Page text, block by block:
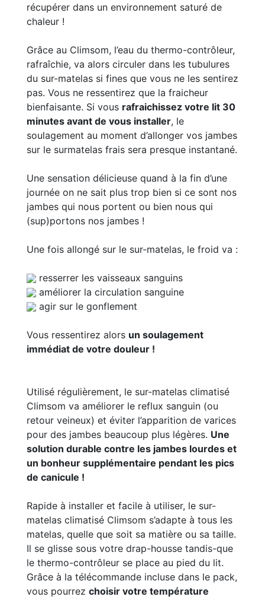
récupérer dans un environnement saturé de
chaleur !
Grâce au Climsom, l’eau du thermo-contrôleur,
rafraîchie, va alors circuler dans les tubulures
du sur-matelas si fines que vous ne les sentirez
pas. Vous ne ressentirez que la fraicheur
bienfaisante. Si vous rafraichissez votre lit 30
minutes avant de vous installer, le
soulagement au moment d’allonger vos jambes
sur le surmatelas frais sera presque instantané.
Une sensation délicieuse quand à la fin d’une
journée on ne sait plus trop bien si ce sont nos
jambes qui nous portent ou bien nous qui
(sup)portons nos jambes !
Une fois allongé sur le sur-matelas, le froid va :
resserrer les vaisseaux sanguins
améliorer la circulation sanguine
agir sur le gonflement
Vous ressentirez alors un soulagement
immédiat de votre douleur !
Utilisé régulièrement, le sur-matelas climatisé
Climsom va améliorer le reflux sanguin (ou
retour veineux) et éviter l’apparition de varices
pour des jambes beaucoup plus légères. Une
solution durable contre les jambes lourdes et
un bonheur supplémentaire pendant les pics
de canicule !
Rapide à installer et facile à utiliser, le sur-
matelas climatisé Climsom s’adapte à tous les
matelas, quelle que soit sa matière ou sa taille.
Il se glisse sous votre drap-housse tandis-que
le thermo-contrôleur se place au pied du lit.
Grâce à la télécommande incluse dans le pack,
vous pourrez choisir votre température